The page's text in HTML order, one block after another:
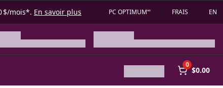
$/mois*. En savoir plus PC OPTIMUM🅪 FRAIS EN
0
$0.00